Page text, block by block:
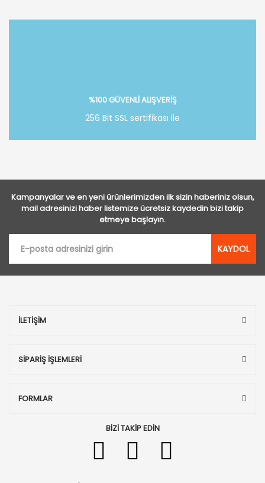
%100 GÜVENLİ ALIŞVERİŞ
256 Bit SSL sertifikası ile
Kampanyalar ve en yeni ürünlerimizden ilk sizin haberiniz olsun,
mail adresinizi haber listemize ücretsiz kaydedin bizi takip
etmeye başlayın.
KAYDOL
İLETİŞİM
SİPARİŞ İŞLEMLERİ
FORMLAR
BİZİ TAKİP EDİN